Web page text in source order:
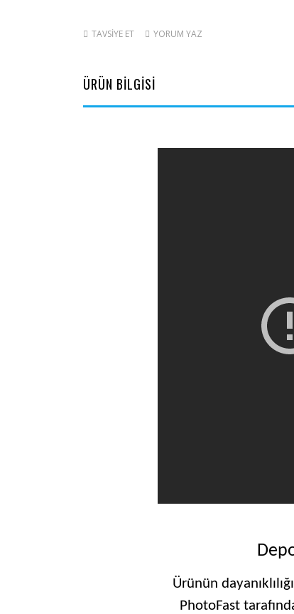
TAVSİYE ET YORUM YAZ
ÜRÜN BİLGİSİ
Ürünün
PhotoFast